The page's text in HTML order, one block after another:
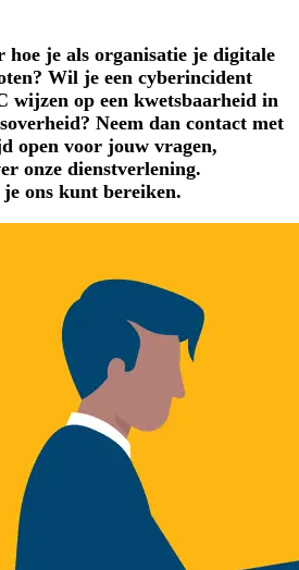
hoe je als organisatie je digitale
Wil je een cyberincident
wijzen op een kwetsbaarheid in
Neem dan contact met
open voor jouw vragen,
onze dienstverlening.
ons kunt bereiken.